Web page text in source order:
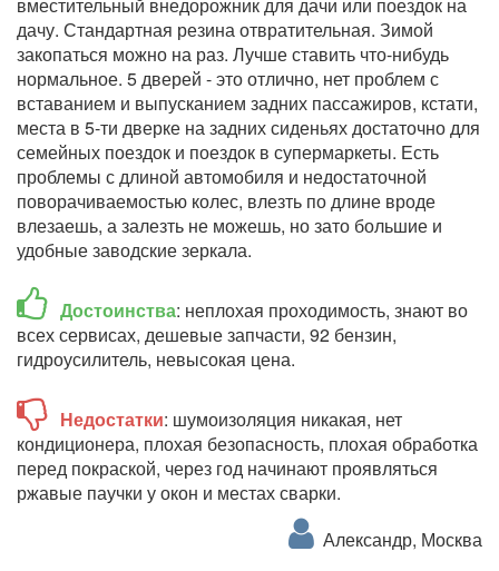
дачу. Стандартная резина отвратительная. Зимой
закопаться можно на раз. Лучше ставить что-нибудь
нормальное. 5 дверей - это отлично, нет проблем с
вставанием и выпусканием задних пассажиров, кстати,
места в 5-ти дверке на задних сиденьях достаточно для
семейных поездок и поездок в супермаркеты. Есть
проблемы с длиной автомобиля и недостаточной
поворачиваемостью колес, влезть по длине вроде
влезаешь, а залезть не можешь, но зато большие и
удобные заводские зеркала.
Достоинства: неплохая проходимость, знают во
всех сервисах, дешевые запчасти, 92 бензин,
гидроусилитель, невысокая цена.
Недостатки: шумоизоляция никакая, нет
кондиционера, плохая безопасность, плохая обработка
перед покраской, через год начинают проявляться
ржавые паучки у окон и местах сварки.
Александр, Москва